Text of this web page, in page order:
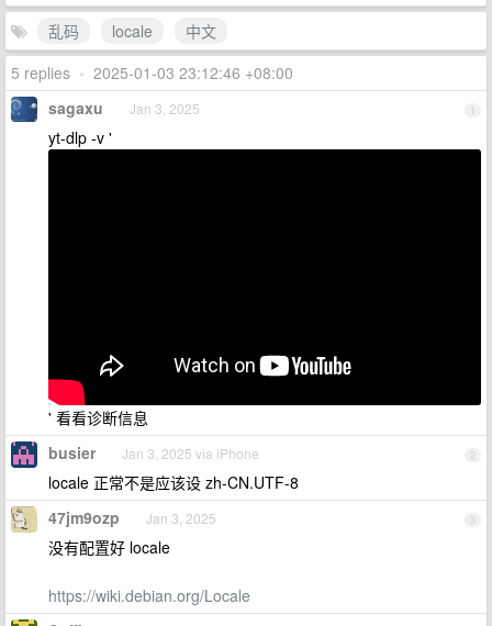
乱码
locale
中文
5 replies • 2025-01-03 23:12:46 +08:00
1
sagaxu Jan 3, 2025
yt-dlp -v '
' 看看诊断信息
2
busier Jan 3, 2025 via iPhone
locale 正常不是应该设 zh-CN.UTF-8
3
47jm9ozp Jan 3, 2025
没有配置好 locale
https://wiki.debian.org/Locale